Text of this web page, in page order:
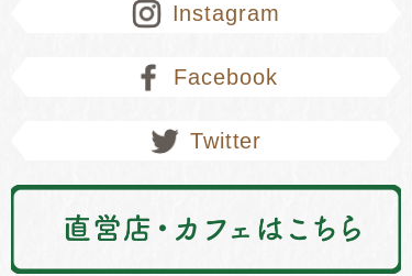
Instagram
Facebook
Twitter